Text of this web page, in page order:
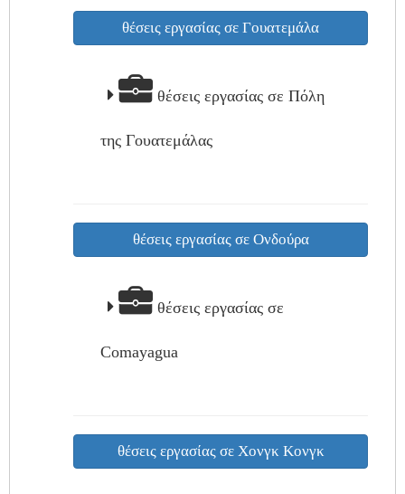
θέσεις εργασίας σε Γουατεμάλα
θέσεις εργασίας σε Πόλη
της Γουατεμάλας
θέσεις εργασίας σε Ονδούρα
θέσεις εργασίας σε
Comayagua
θέσεις εργασίας σε Χονγκ Κονγκ